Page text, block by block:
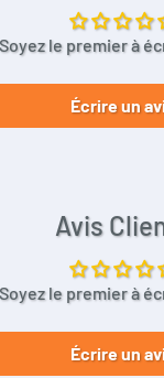
Soyez le premier à
Écrire un
Avis
Soyez le premier à
Écrire un